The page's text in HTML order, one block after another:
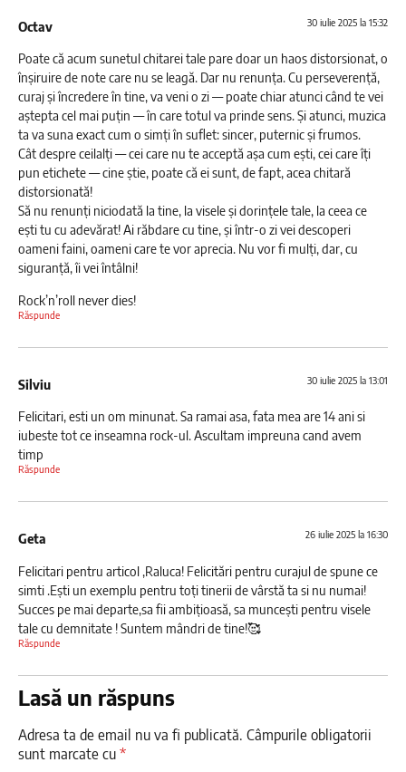
Octav 30 iulie 2025 la 15:32
Poate că acum sunetul chitarei tale pare doar un haos distorsionat, o
înșiruire de note care nu se leagă. Dar nu renunța. Cu perseverență,
curaj și încredere în tine, va veni o zi — poate chiar atunci când te vei
aștepta cel mai puțin — în care totul va prinde sens. Și atunci, muzica
ta va suna exact cum o simți în suflet: sincer, puternic și frumos.
Cât despre ceilalți — cei care nu te acceptă așa cum ești, cei care îți
pun etichete — cine știe, poate că ei sunt, de fapt, acea chitară
distorsionată!
Să nu renunți niciodată la tine, la visele și dorințele tale, la ceea ce
ești tu cu adevărat! Ai răbdare cu tine, și într-o zi vei descoperi
oameni faini, oameni care te vor aprecia. Nu vor fi mulți, dar, cu
siguranță, îi vei întâlni!
Rock’n’roll never dies!
Răspunde
Silviu 30 iulie 2025 la 13:01
Felicitari, esti un om minunat. Sa ramai asa, fata mea are 14 ani si
iubeste tot ce inseamna rock-ul. Ascultam impreuna cand avem
timp
Răspunde
Geta 26 iulie 2025 la 16:30
Felicitari pentru articol ,Raluca! Felicitări pentru curajul de spune ce
simti .Ești un exemplu pentru toți tinerii de vârstă ta si nu numai!
Succes pe mai departe,sa fii ambițioasă, sa muncești pentru visele
tale cu demnitate ! Suntem mândri de tine!🥰
Răspunde
Lasă un răspuns
Adresa ta de email nu va fi publicată. Câmpurile obligatorii
sunt marcate cu*